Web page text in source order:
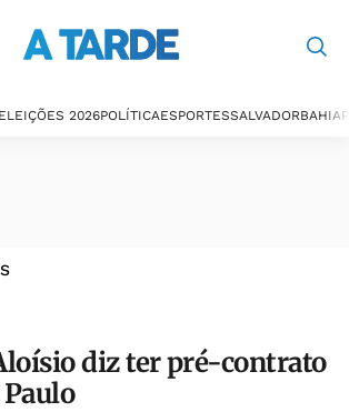
ELEIÇÕES 2026POLÍTICAESPORTESSALVADORBAHIA
diz ter pré-contrato